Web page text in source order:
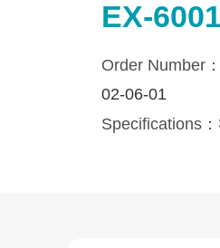
EX-6001
Order Number：
02-06-01
Specifications：